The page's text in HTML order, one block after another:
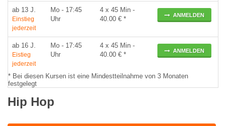
ab 13 J.
Einstieg
jederzeit
Mo - 17:45
Uhr
4 x 45 Min -
40.00 € *
ANMELDEN
ab 16 J.
Eistieg
jederzeit
Mo - 17:45
Uhr
4 x 45 Min -
40.00 € *
ANMELDEN
* Bei diesen Kursen ist eine Mindestteilnahme von 3 Monaten
festgelegt
Hip Hop